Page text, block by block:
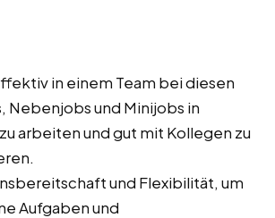
in einem Team bei diesen
Nebenjobs und Minijobs in
arbeiten und gut mit Kollegen zu
und Flexibilität, um
Aufgaben und